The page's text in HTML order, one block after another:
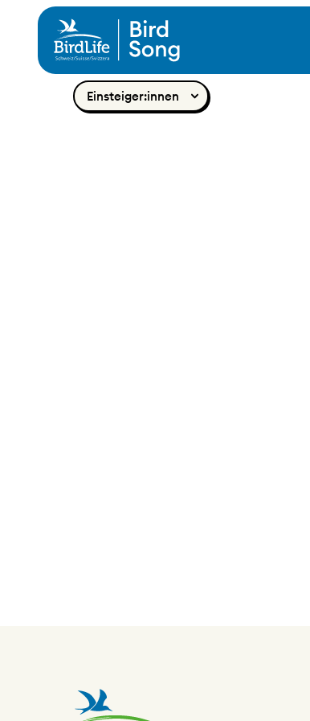
Zum Inhalt springen
Einsteiger:innen